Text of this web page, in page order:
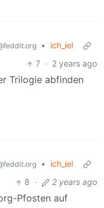
•
ich_iel
7 · 2 years ago
Trilogie abfinden
•
ich_iel
8 · 2 years ago
Pfosten auf